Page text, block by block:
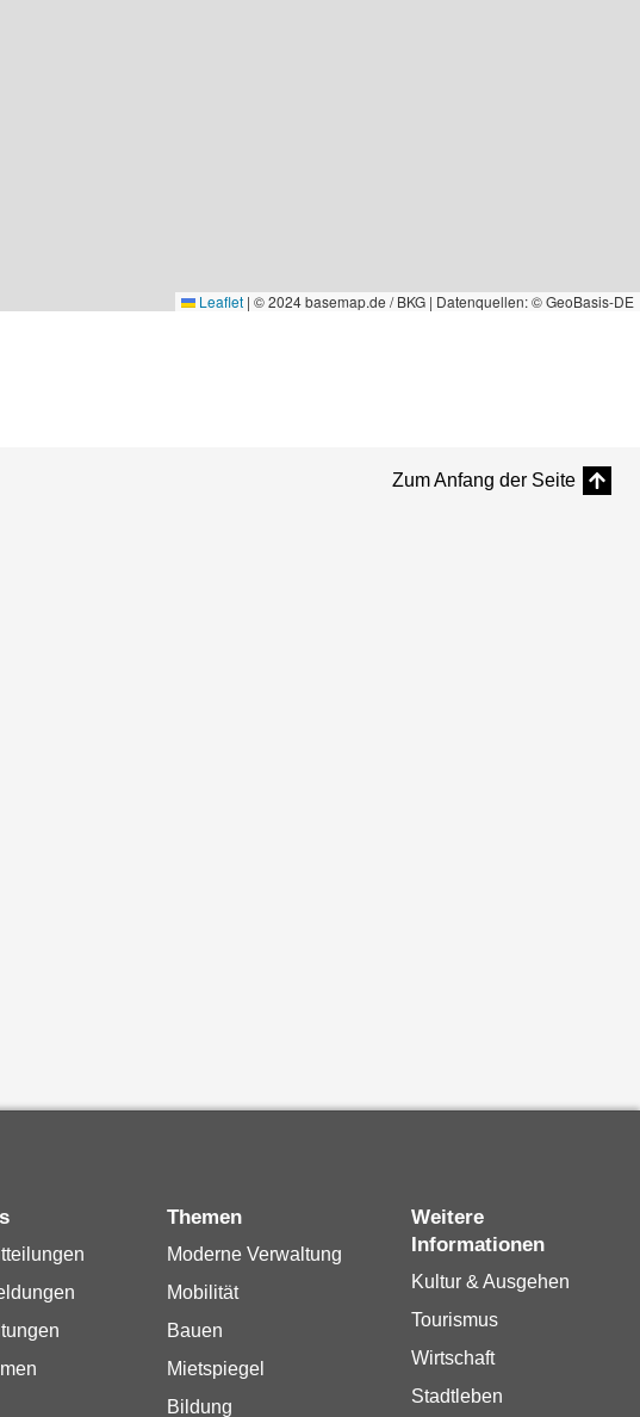
Leaflet | © 2024 basemap.de / BKG | Datenquellen: © GeoBasis-DE
Zum Anfang der Seite
Themen
Moderne Verwaltung
Mobilität
Bauen
Mietspiegel
Bildung
Weitere
Informationen
Kultur & Ausgehen
Tourismus
Wirtschaft
Stadtleben